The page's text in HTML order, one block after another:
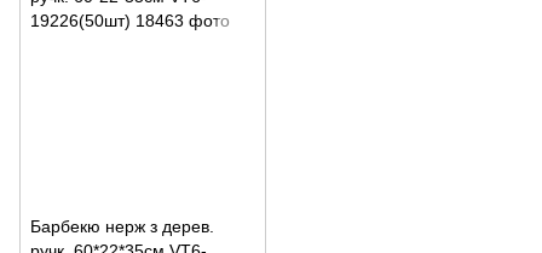
Барбекю нерж з дерев.